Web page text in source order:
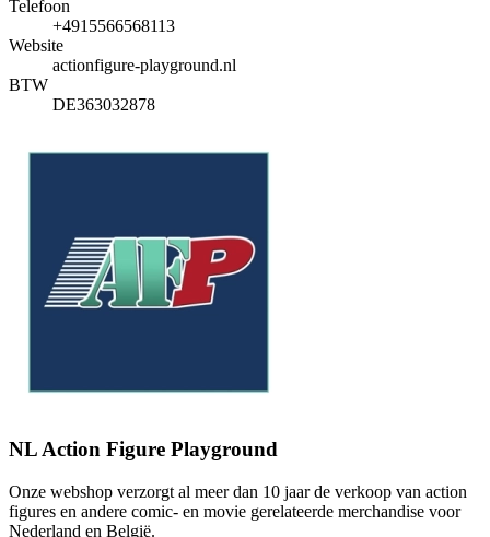
Telefoon
+4915566568113
Website
actionfigure-playground.nl
BTW
DE363032878
NL Action Figure Playground
Onze webshop verzorgt al meer dan 10 jaar de verkoop van action
figures en andere comic- en movie gerelateerde merchandise voor
Nederland en België.